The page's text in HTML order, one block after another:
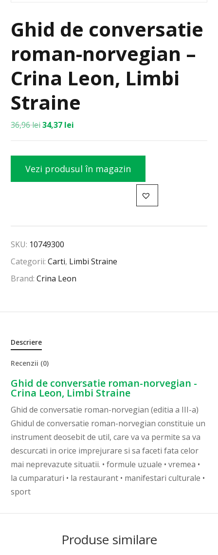
Ghid de conversatie
roman-norvegian –
Crina Leon, Limbi
Straine
36,96lei34,37 lei
Vezi produsul în magazin
SKU: 10749300
Categorii:Carti, Limbi Straine
Brand:Crina Leon
Descriere
Recenzii (0)
Ghid de conversatie roman-norvegian -
Crina Leon, Limbi Straine
Ghid de conversatie roman-norvegian (editia a III-a)
Ghidul de conversatie roman-norvegian constituie un
instrument deosebit de util, care va va permite sa va
descurcati in orice imprejurare si sa faceti fata celor
mai neprevazute situatii. • formule uzuale • vremea •
la cumparaturi • la restaurant • manifestari culturale •
sport
Produse similare